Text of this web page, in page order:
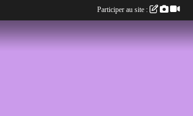
Participer au site :